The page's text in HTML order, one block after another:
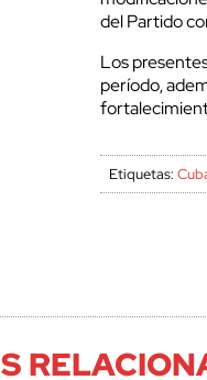
del Partido
Los
período,
Etiquetas: